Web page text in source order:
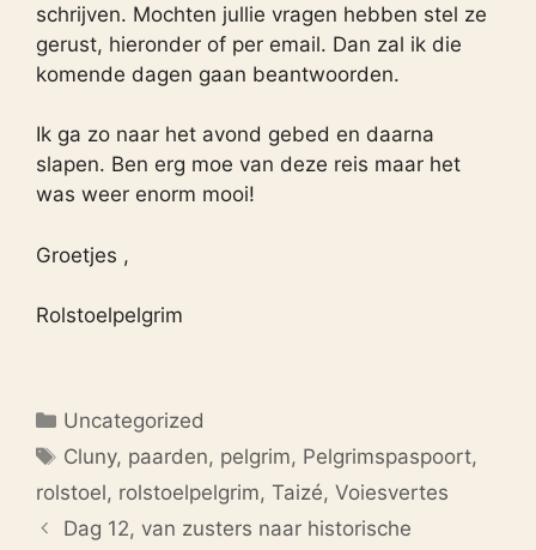
schrijven. Mochten jullie vragen hebben stel ze
gerust, hieronder of per email. Dan zal ik die
komende dagen gaan beantwoorden.
Ik ga zo naar het avond gebed en daarna
slapen. Ben erg moe van deze reis maar het
was weer enorm mooi!
Groetjes ,
Rolstoelpelgrim
Categorieën
Uncategorized
Tags
Cluny, paarden, pelgrim, Pelgrimspaspoort,
rolstoel, rolstoelpelgrim, Taizé, Voiesvertes
Dag 12, van zusters naar historische